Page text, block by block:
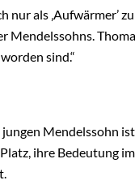
als ‚Aufwärmer’
Mendelssohns.
sind.“
Mendelssohn
ihre Bedeutung